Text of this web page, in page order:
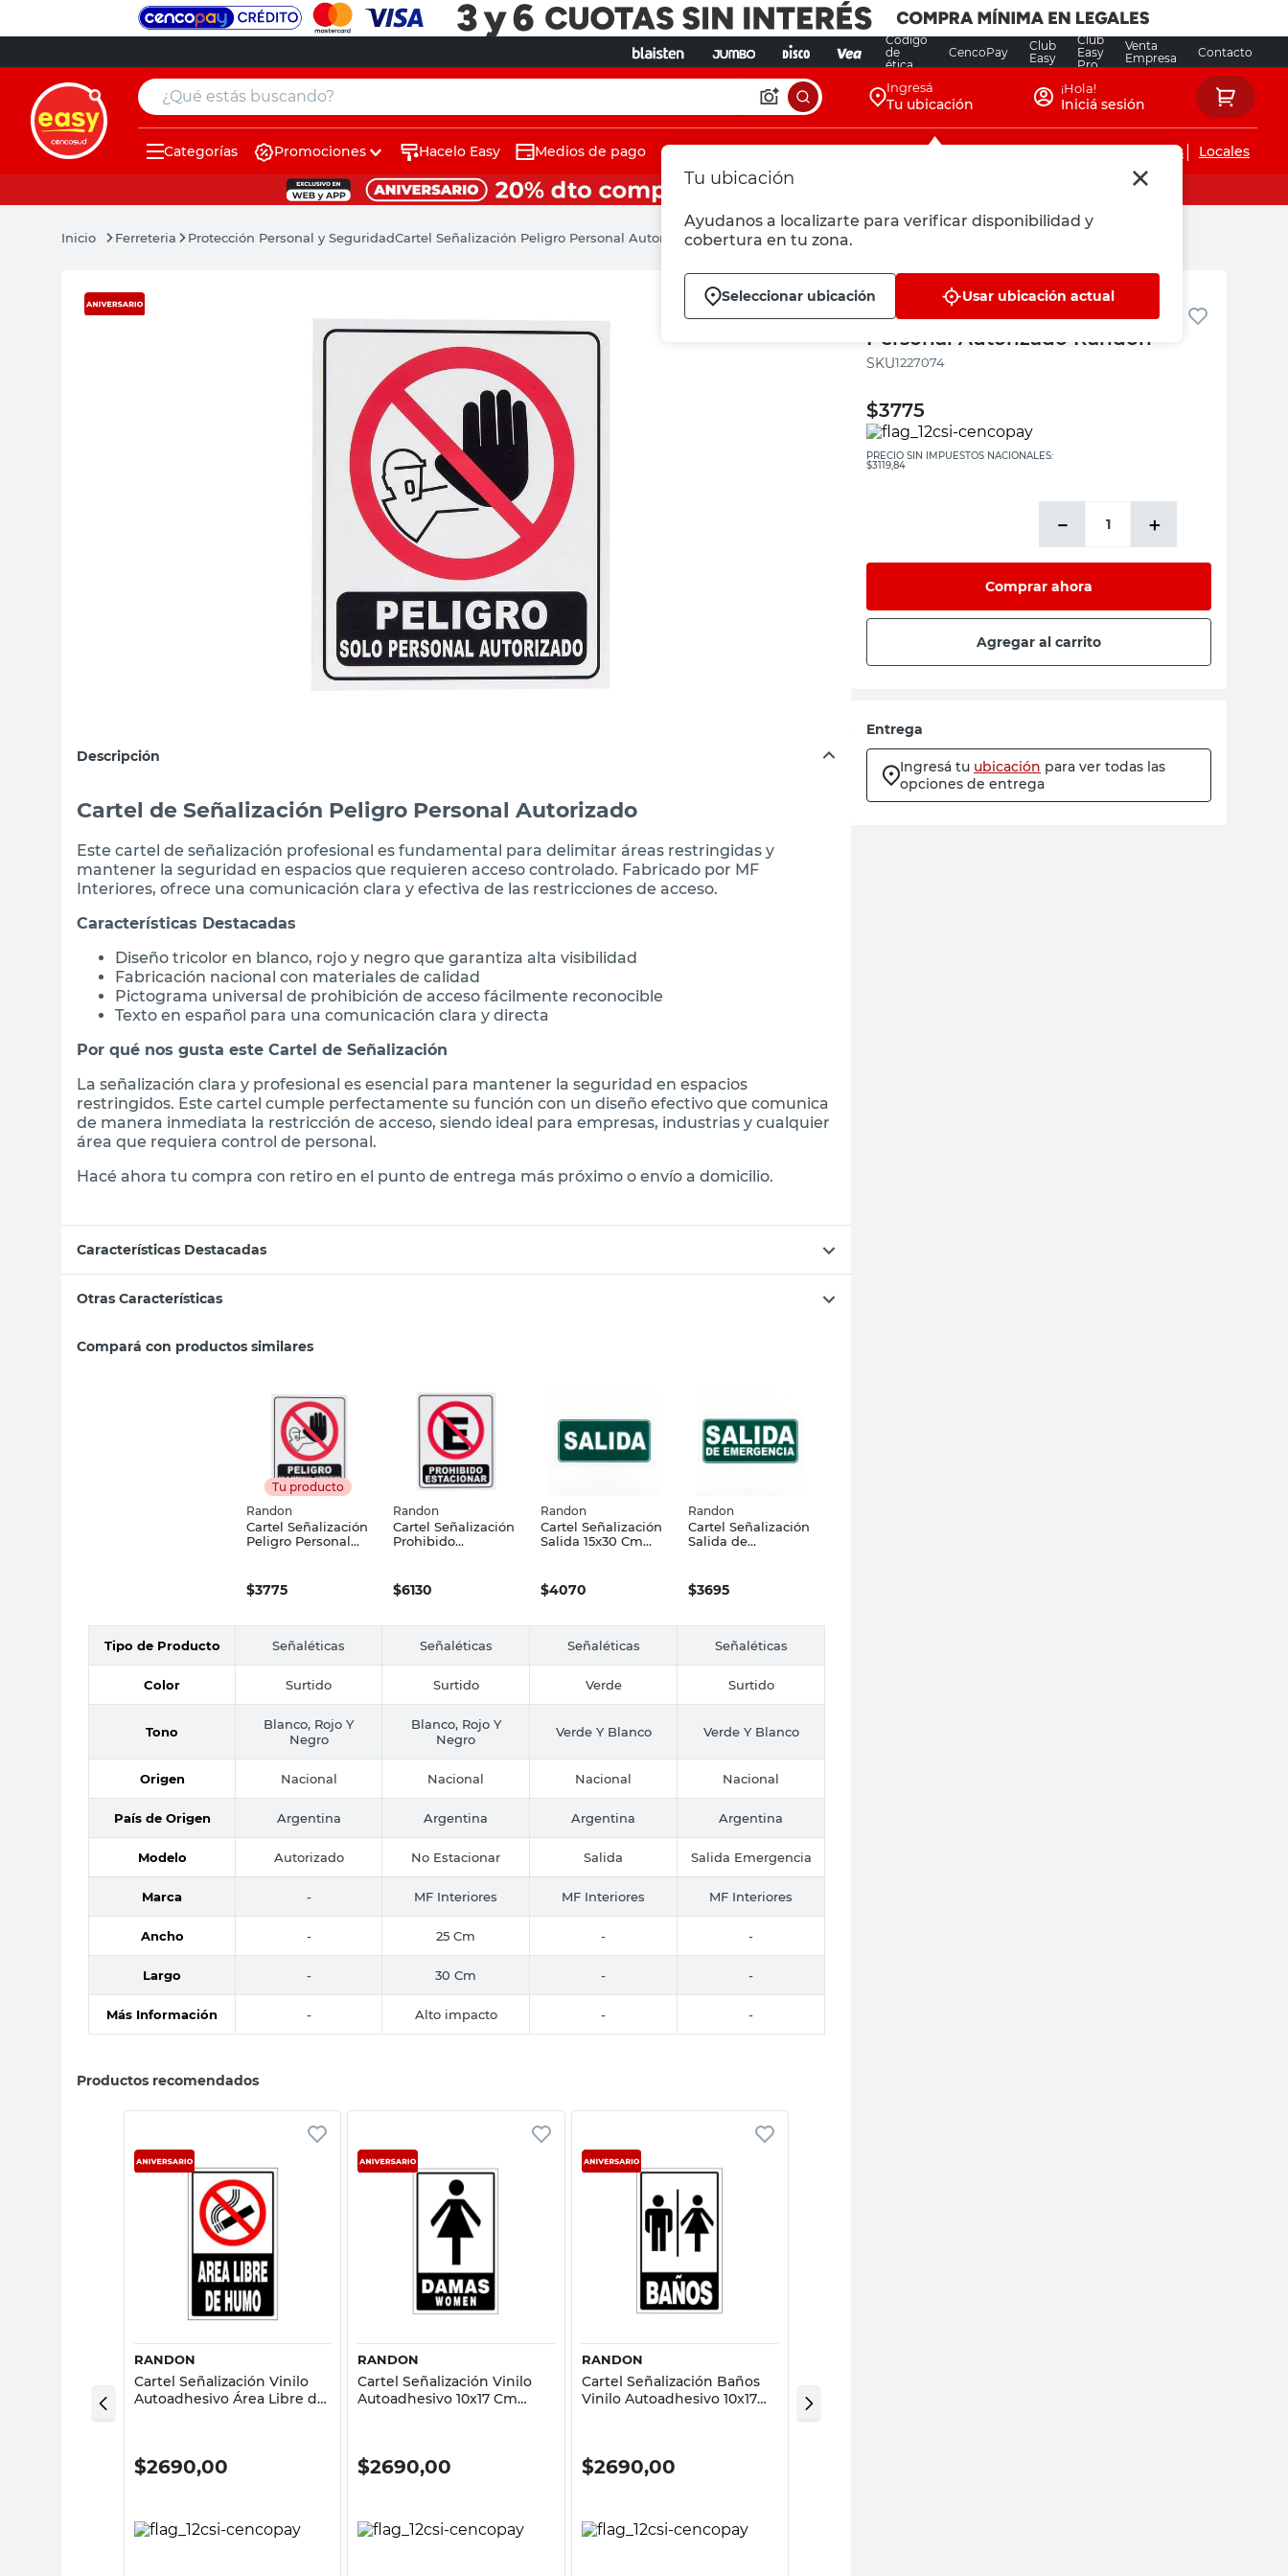
Código
de
ética
CencoPay
Club
Easy
Club
Easy
Pro
Venta
Empresa
Contacto
¿Qué estás buscando? Ingresá
Tu ubicación
Tu ubicación
Ayudanos a localizarte para verificar disponibilidad y
cobertura en tu zona.
Seleccionar ubicación Usar ubicación actual
¡Hola!
Iniciá sesión
Categorías Promociones Hacelo Easy Medios de pago Servicios de instalaciones Locales
Ferreteria Protección Personal y SeguridadCartel Señalización Peligro Personal Autorizado Randon
Descripción
Cartel de Señalización Peligro Personal Autorizado
Este cartel de señalización profesional es fundamental para delimitar áreas restringidas y
mantener la seguridad en espacios que requieren acceso controlado. Fabricado por MF
Interiores, ofrece una comunicación clara y efectiva de las restricciones de acceso.
Características Destacadas
Diseño tricolor en blanco, rojo y negro que garantiza alta visibilidad
Fabricación nacional con materiales de calidad
Pictograma universal de prohibición de acceso fácilmente reconocible
Texto en español para una comunicación clara y directa
Por qué nos gusta este Cartel de Señalización
La señalización clara y profesional es esencial para mantener la seguridad en espacios
restringidos. Este cartel cumple perfectamente su función con un diseño efectivo que comunica
de manera inmediata la restricción de acceso, siendo ideal para empresas, industrias y cualquier
área que requiera control de personal.
Hacé ahora tu compra con retiro en el punto de entrega más próximo o envío a domicilio.
Características Destacadas
Otras Características
Compará con productos similares
Tu producto
Randon
Cartel Señalización
Peligro Personal
$3775
Randon
Cartel Señalización
Prohibido
$6130
Randon
Cartel Señalización
Salida 15x30 Cm
$4070
Randon
Cartel Señalización
Salida de
$3695
Tipo de Producto Señaléticas Señaléticas Señaléticas Señaléticas
Color Surtido Surtido Verde Surtido
Tono
Blanco, Rojo Y
Negro
Blanco, Rojo Y
Negro
Verde Y Blanco Verde Y Blanco
Origen Nacional Nacional Nacional Nacional
País de Origen Argentina Argentina Argentina Argentina
Modelo Autorizado No Estacionar Salida Salida Emergencia
Marca - MF Interiores MF Interiores MF Interiores
Ancho - 25 Cm - -
Largo - 30 Cm - -
Más Información - Alto impacto - -
Productos recomendados
Vista rápida
RANDON
Cartel Señalización Vinilo
Autoadhesivo Área Libre de
$2690,00
Vista rápida
RANDON
Cartel Señalización Vinilo
Autoadhesivo 10x17 Cm
$2690,00
Vista rápida
RANDON
Cartel Señalización Baños
Vinilo Autoadhesivo 10x17
$2690,00
Autoadhesivo 10x17 Cm
Randon
Randon
Cartel Señalización Peligro
Personal Autorizado Randon
:1227074
$3775
PRECIO SIN IMPUESTOS NACIONALES:
$3119,84
＋
－
Comprar ahora
Agregar al carrito
Entrega
Ingresá tu ubicación para ver todas las
opciones de entrega
muebles